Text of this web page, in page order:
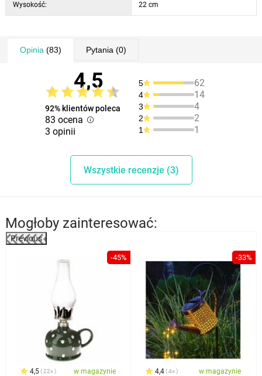
Wysokość: 22 cm
Opinia (83) Pytania (0)
4,5
92% klientów poleca
83 ocena
3 opinii
5 62
4 14
3 4
2 2
1 1
Wszystkie recenzje (3)
Mogłoby zainteresować:
Previous
-45%
4,5 22x w magazynie
-33%
4,4 4x w magazynie